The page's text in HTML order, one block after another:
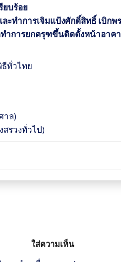
ยบร้อย
ะทำการเจิมแป้งศักดิ์สิทธิ์ เบิกพ
ำการยกครุฑขึ้นติดตั้งหน้าอาค
ทั่วไทย
าล)
สรวงทั่วไป)
ใส่ความเห็น